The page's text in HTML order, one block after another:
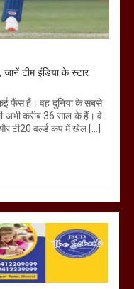
टीम इंडिया के स्टार
कई फैंस हैं। वह दुनिया के सबसे
अभी करीब 36 साल के हैं। वे
टी20 वर्ल्ड कप में खेल […]